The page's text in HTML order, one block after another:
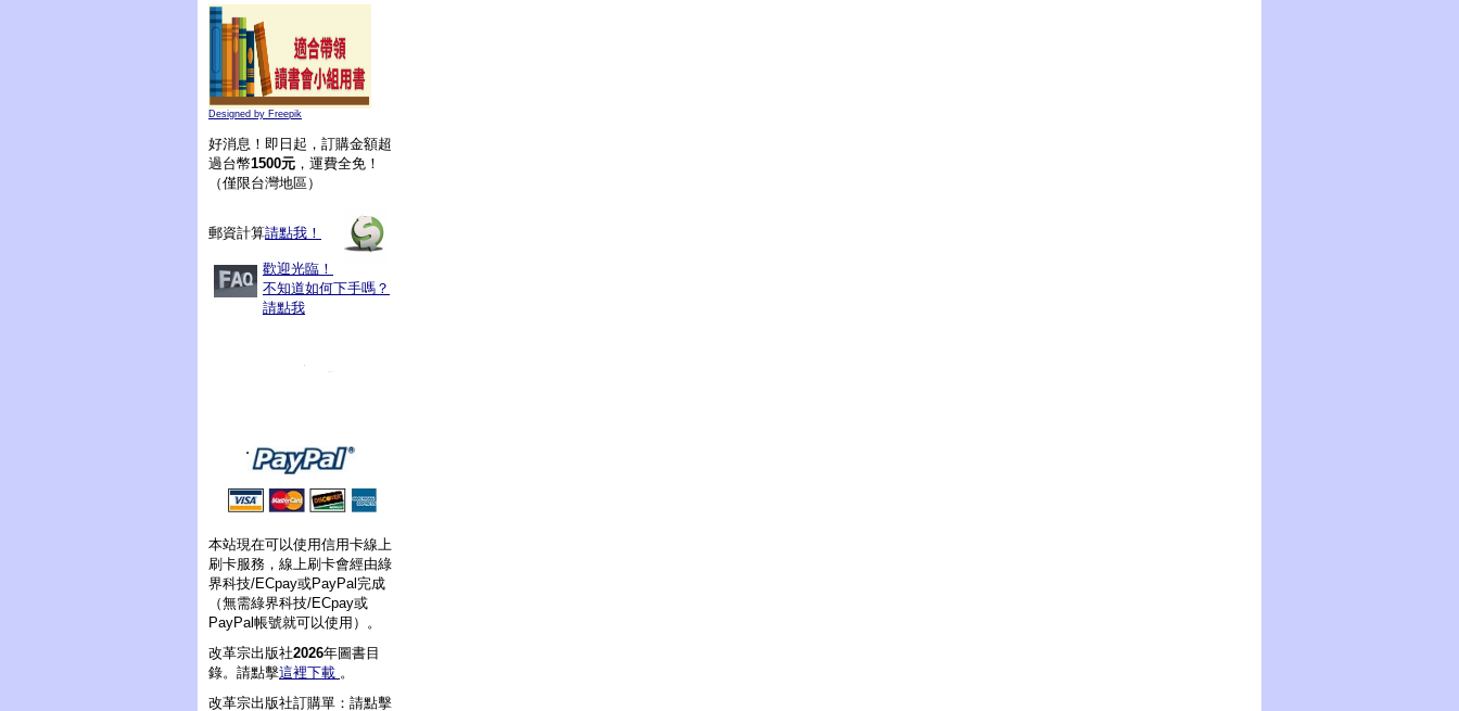
Designed by Freepik
好消息！即日起，訂購金額超
過台幣1500元 ，運費全免！
（僅限台灣地區）
郵資計算請點我！
歡迎光臨！
不知道如何下手嗎？
請點我
本站現在可以使用信用卡線上
刷卡服務，線上刷卡會經由綠
界科技/ECpay或PayPal完成
（無需綠界科技/ECpay或
PayPal帳號就可以使用）。
改革宗出版社2026年圖書目
錄。請點擊這裡下載 。
改革宗出版社訂購單：請點擊